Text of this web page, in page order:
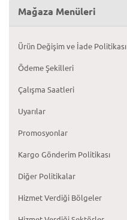
Mağaza Menüleri
Ürün Değişim ve İade Politikası
Ödeme Şekilleri
Çalışma Saatleri
Uyarılar
Promosyonlar
Kargo Gönderim Politikası
Diğer Politikalar
Hizmet Verdiği Bölgeler